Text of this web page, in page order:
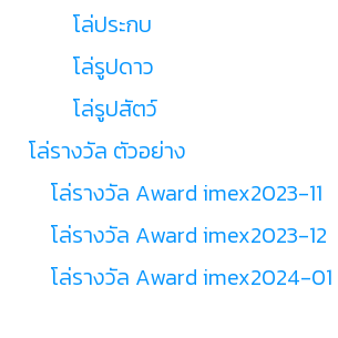
โล่ประกบ
โล่รูปดาว
โล่รูปสัตว์
โล่รางวัล ตัวอย่าง
โล่รางวัล Award imex2023-11
โล่รางวัล Award imex2023-12
โล่รางวัล Award imex2024-01